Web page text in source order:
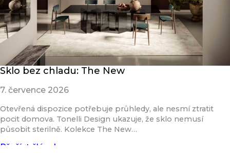
Sklo bez chladu: The New
7. července 2026
Otevřená dispozice potřebuje průhledy, ale nesmí ztratit
pocit domova. Tonelli Design ukazuje, že sklo nemusí
působit sterilně. Kolekce The New…
Přečíst článek